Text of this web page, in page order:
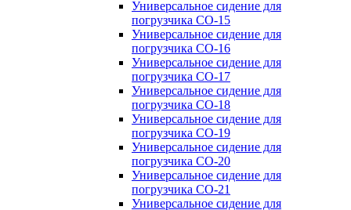
Универсальное сидение для
погрузчика CO-15
Универсальное сидение для
погрузчика CO-16
Универсальное сидение для
погрузчика CO-17
Универсальное сидение для
погрузчика CO-18
Универсальное сидение для
погрузчика CO-19
Универсальное сидение для
погрузчика CO-20
Универсальное сидение для
погрузчика CO-21
Универсальное сидение для